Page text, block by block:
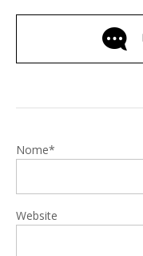
Nome*
Website